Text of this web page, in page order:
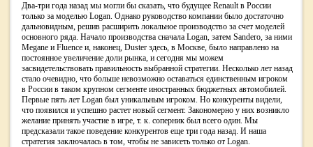
Два-три года назад мы могли бы сказать, что будущее Renault в России
только за моделью Logan. Однако руководство компании было достаточно
дальновидным, решив расширить локальное производство за счет моделей
основного ряда. Начало производства сначала Logan, затем Sandero, за ними
Megane и Fluence и, наконец, Duster здесь, в Москве, было направлено на
постоянное увеличение доли рынка, и сегодня мы можем
засвидетельствовать правильность выбранной стратегии. Несколько лет назад
стало очевидно, что больше невозможно оставаться единственным игроком
в России в таком крупном сегменте иностранных бюджетных автомобилей.
Первые пять лет Logan был уникальным игроком. Но конкуренты видели,
что появился и успешно растет новый сегмент. Закономерно у них возникло
желание принять участие в игре, т. к. соперник был всего один. Мы
предсказали такое поведение конкурентов еще три года назад. И наша
стратегия заключалась в том, чтобы не зависеть только от Logan.